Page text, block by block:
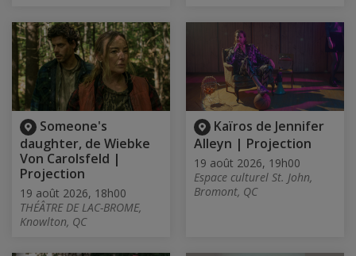
Someone's
daughter, de Wiebke
Von Carolsfeld |
Projection
19 août 2026, 18h00
THÉÂTRE DE LAC-BROME,
Knowlton, QC
Kaïros de Jennifer
Alleyn | Projection
19 août 2026, 19h00
Espace culturel St. John,
Bromont, QC